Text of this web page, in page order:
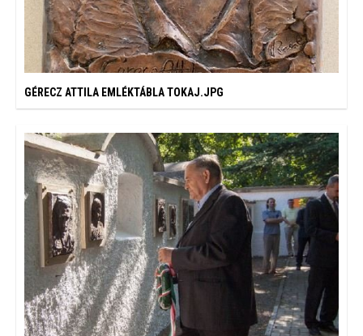
GÉRECZ ATTILA EMLÉKTÁBLA TOKAJ.JPG